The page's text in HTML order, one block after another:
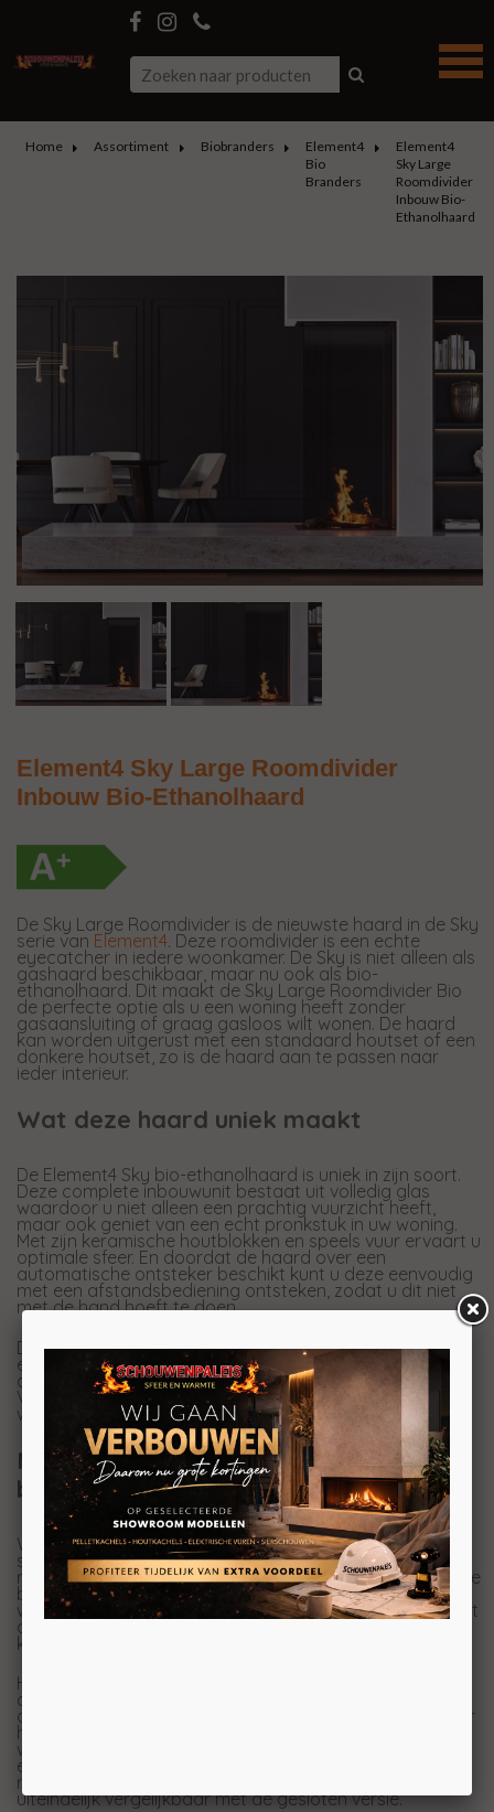
Home Assortiment Biobranders
Element4
Bio
Branders
Element4
Sky Large
Roomdivider
Inbouw Bio-
Ethanolhaard
Element4 Sky Large Roomdivider
Inbouw Bio-Ethanolhaard
De Sky Large Roomdivider is de nieuwste haard in de Sky
serie van Element4. Deze roomdivider is een echte
eyecatcher in iedere woonkamer. De Sky is niet alleen als
gashaard beschikbaar, maar nu ook als bio-
ethanolhaard. Dit maakt de Sky Large Roomdivider Bio
de perfecte optie als u een woning heeft zonder
gasaansluiting of graag gasloos wilt wonen. De haard
kan worden uitgerust met een standaard houtset of een
donkere houtset, zo is de haard aan te passen naar
ieder interieur.
Wat deze haard uniek maakt
De Element4 Sky bio-ethanolhaard is uniek in zijn soort.
Deze complete inbouwunit bestaat uit volledig glas
waardoor u niet alleen een prachtig vuurzicht heeft,
maar ook geniet van een echt pronkstuk in uw woning.
Met zijn keramische houtblokken en speels vuur ervaart u
optimale sfeer. En doordat de haard over een
automatische ontsteker beschikt kunt u deze eenvoudig
met een afstandsbediening ontsteken, zodat u dit niet
met de hand hoeft te doen.
De Element4 Sky bio-ethanol heeft alle functionaliteiten
en gebruiksgemakken van een gashaard. Zo kunt u met
de afstandsbediening het vuur regelen in 3 standen.
Verder heeft de haard een brander inhoud van 5 liter
waardoor u zeker de hele avond stookplezier heeft.
Mogelijkheden voor aansluiting en
bijvullen
Wij adviseren de Sky bio-ethanolhaard gesloten aan te
sluiten met een afvoerbuis. Zo voert de haard zijn
rookgassen af naar buiten en zuurstof toe door dezelfde
buis. Verder is de geur van het bio-ethanol veel minder
waar te nemen door de afvoerbuis. Bij een installatie met
afvoerbuis brengt de haard een vermogen van 3 tot 5
kW op.
Heeft u geen mogelijkheid voor een afvoer? Dan kan
deze haard ook open worden aangesloten, zonder
afvoer. In dit geval heeft de haard meer vermogen, maar
houdt er rekening mee dat er goed geventileerd moet
worden. Bij een installatie zonder buis brengt de haard
een vermogen van 4 tot 7 kW op, maar doordat u de
ruimte waarin de haard staat ventileert is het vermogen
uiteindelijk vergelijkbaar met de gesloten versie.